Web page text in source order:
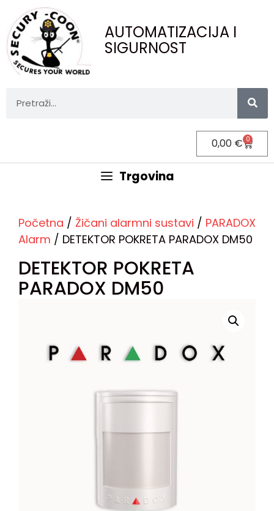
AUTOMATIZACIJA I
SIGURNOST
0,00 € 0
Trgovina
Početna / Žičani alarmni sustavi / PARADOX
Alarm / DETEKTOR POKRETA PARADOX DM50
DETEKTOR POKRETA
PARADOX DM50